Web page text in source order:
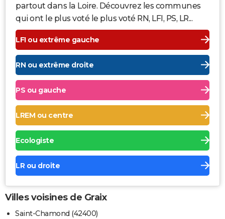
partout dans la Loire. Découvrez les communes
qui ont le plus voté le plus voté RN, LFI, PS, LR...
LFI ou extrême gauche
RN ou extrême droite
PS ou gauche
LREM ou centre
Ecologiste
LR ou droite
Villes voisines de Graix
Saint-Chamond (42400)